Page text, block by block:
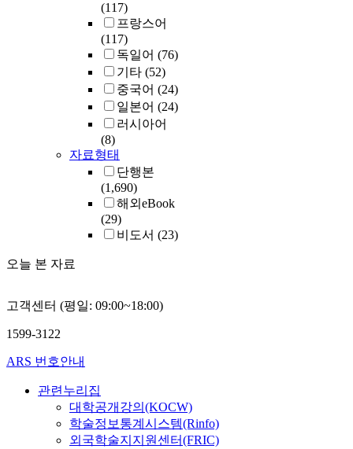
(117)
프랑스어
(117)
독일어 (76)
기타 (52)
중국어 (24)
일본어 (24)
러시아어
(8)
자료형태
단행본
(1,690)
해외eBook
(29)
비도서 (23)
오늘 본 자료
고객센터 (평일: 09:00~18:00)
1599-3122
ARS 번호안내
관련누리집
대학공개강의(KOCW)
학술정보통계시스템(Rinfo)
외국학술지지원센터(FRIC)